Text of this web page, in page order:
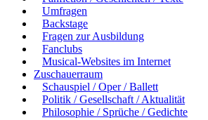
Umfragen
Backstage
Fragen zur Ausbildung
Fanclubs
Musical-Websites im Internet
Zuschauerraum
Schauspiel / Oper / Ballett
Politik / Gesellschaft / Aktualität
Philosophie / Sprüche / Gedichte